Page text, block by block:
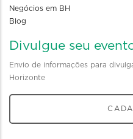
Negócios em BH
Blog
Divulgue seu
Envio de informações para
Horizonte